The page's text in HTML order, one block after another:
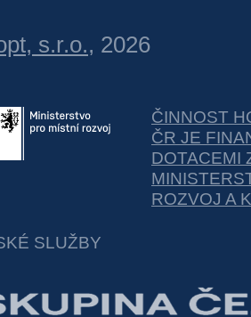
s.r.o., 2026
ČINNOST
ČR JE
DOTACEMI
ROZVOJ A
SLUŽBY